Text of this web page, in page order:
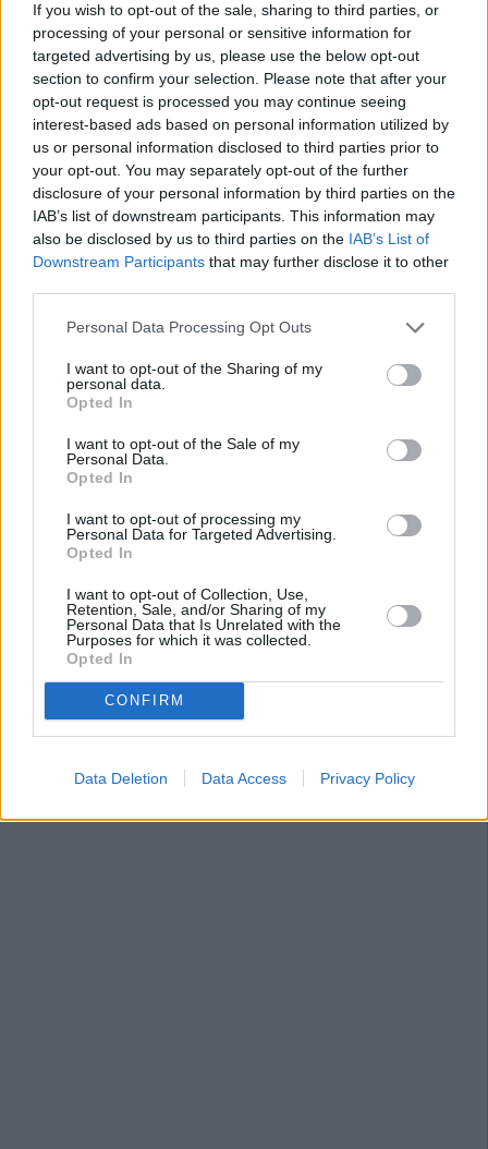
If you wish to opt-out of the sale, sharing to third parties, or
processing of your personal or sensitive information for
targeted advertising by us, please use the below opt-out
section to confirm your selection. Please note that after your
opt-out request is processed you may continue seeing
interest-based ads based on personal information utilized by
us or personal information disclosed to third parties prior to
your opt-out. You may separately opt-out of the further
disclosure of your personal information by third parties on the
IAB’s list of downstream participants. This information may
also be disclosed by us to third parties on the IAB’s List of
Downstream Participants that may further disclose it to other
Personal Data Processing Opt Outs
I want to opt-out of the Sharing of my
personal data.
Opted In
I want to opt-out of the Sale of my
Personal Data.
Opted In
I want to opt-out of processing my
Personal Data for Targeted Advertising.
Opted In
I want to opt-out of Collection, Use,
Retention, Sale, and/or Sharing of my
Personal Data that Is Unrelated with the
Purposes for which it was collected.
Opted In
CONFIRM
Data Deletion Data Access Privacy Policy
apostará también por incrementar circulaciones. En la
actualidad, en Linares-Baeza tan solo se encuentran seis
servicios en activo. “Tenemos casi un cuarenta por ciento
de circulaciones menos en los últimos años, por lo que
vamos a intentar que se retomen”. También está entre sus
fines la posibilidad de crear nuevas o que, al menos, las
que están en servicio en la actualidad se prolonguen y
lleguen a más poblaciones. Como ejemplo, el presidente
del comité de empresa de Adif puso el de que los trenes
que van de Jaén en dirección Córdoba, Sevilla y Cádiz
tengan acceso desde la zona de Vilches, Baeza y Espeluy,
“al igual que también, una vez que ese servicio llegue a
Espelúy, esa misma unidad circule hasta Jaén, con lo que
el tren hasta la capital”.
En este sentido, puntualiza que cuando la instalación está
preciso que de las unidades paradas en Madrid bajaran
tres para hacer ese intervalo.